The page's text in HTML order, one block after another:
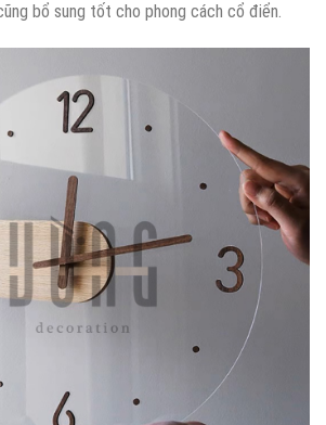
bổ sung tốt cho phong cách cổ điển.